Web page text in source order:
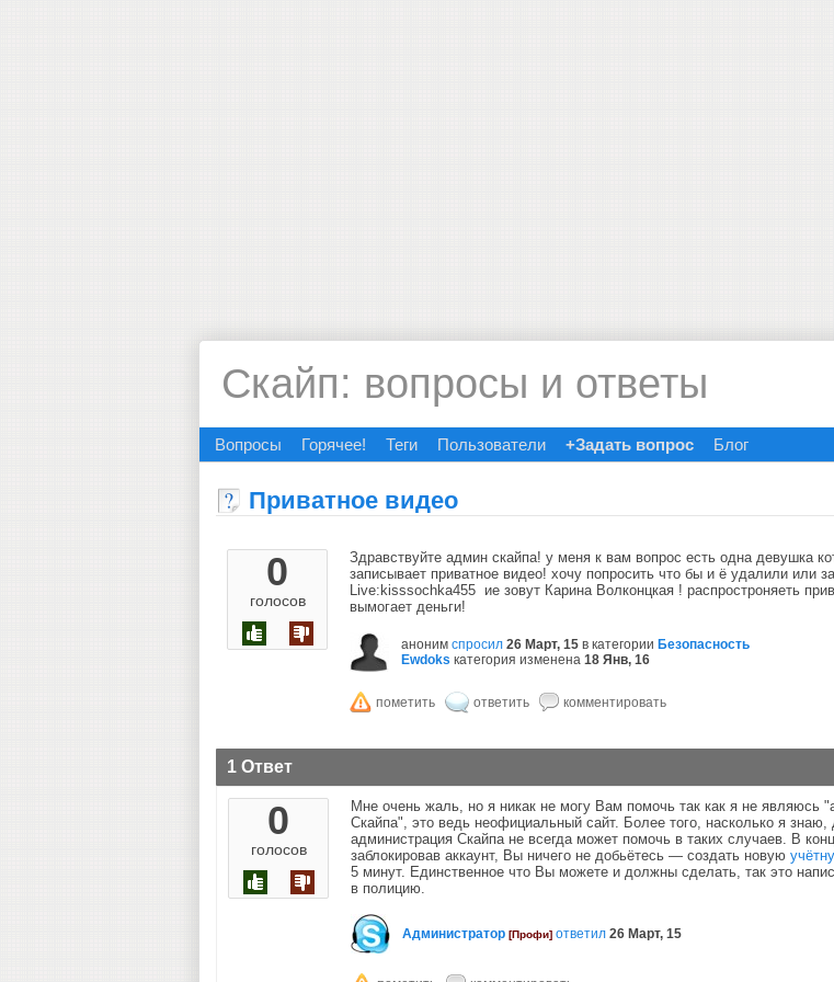
Скайп: вопросы и ответы
Вопросы Горячее! Теги Пользователи +Задать вопрос Блог
Приватное видео
0
голосов
Здравствуйте админ скайпа! у меня к вам вопрос есть одна девушка
записывает приватное видео! хочу попросить что бы и ё удалили или
Live:kisssochka455 ие зовут Карина Волконцкая ! распростроняеть
вымогает деньги!
аноним спросил 26 Март, 15 в категории Безопасность
Ewdoks категория изменена 18 Янв, 16
1 Ответ
0
голосов
Мне очень жаль, но я никак не могу Вам помочь так как я не являюсь
Скайпа", это ведь неофициальный сайт. Более того, насколько я знаю,
администрация Скайпа не всегда может помочь в таких случаев. В
заблокировав аккаунт, Вы ничего не добьётесь — создать новую
5 минут. Единственное что Вы можете и должны сделать, так это
в полицию.
Администратор [Профи] ответил 26 Март, 15